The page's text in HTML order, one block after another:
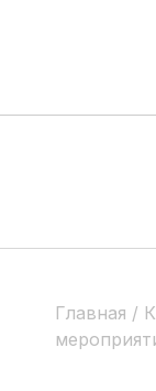
Главная /